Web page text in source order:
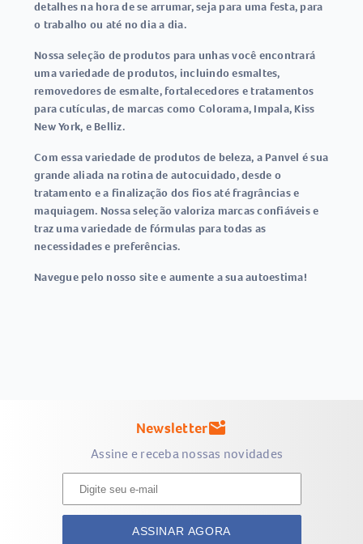
detalhes na hora de se arrumar, seja para uma festa, para
o trabalho ou até no dia a dia.
Nossa seleção de produtos para unhas você encontrará
uma variedade de produtos, incluindo esmaltes,
removedores de esmalte, fortalecedores e tratamentos
para cutículas, de marcas como Colorama, Impala, Kiss
New York, e Belliz.
Com essa variedade de produtos de beleza, a Panvel é sua
grande aliada na rotina de autocuidado, desde o
tratamento e a finalização dos fios até fragrâncias e
maquiagem. Nossa seleção valoriza marcas confiáveis e
traz uma variedade de fórmulas para todas as
necessidades e preferências.
Navegue pelo nosso site e aumente a sua autoestima!
Newslettermark_email_unread
Assine e receba nossas novidades
ASSINAR AGORA